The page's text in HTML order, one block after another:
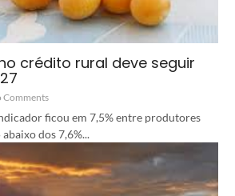
crédito rural deve seguir
Comments
ficou em 7,5% entre produtores
dos 7,6%...